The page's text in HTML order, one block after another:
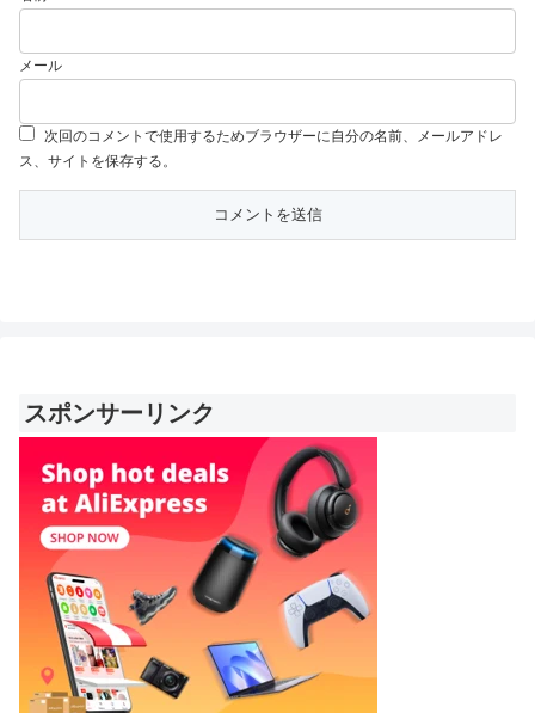
メール
次回のコメントで使用するためブラウザーに自分の名前、メールアドレ
ス、サイトを保存する。
スポンサーリンク